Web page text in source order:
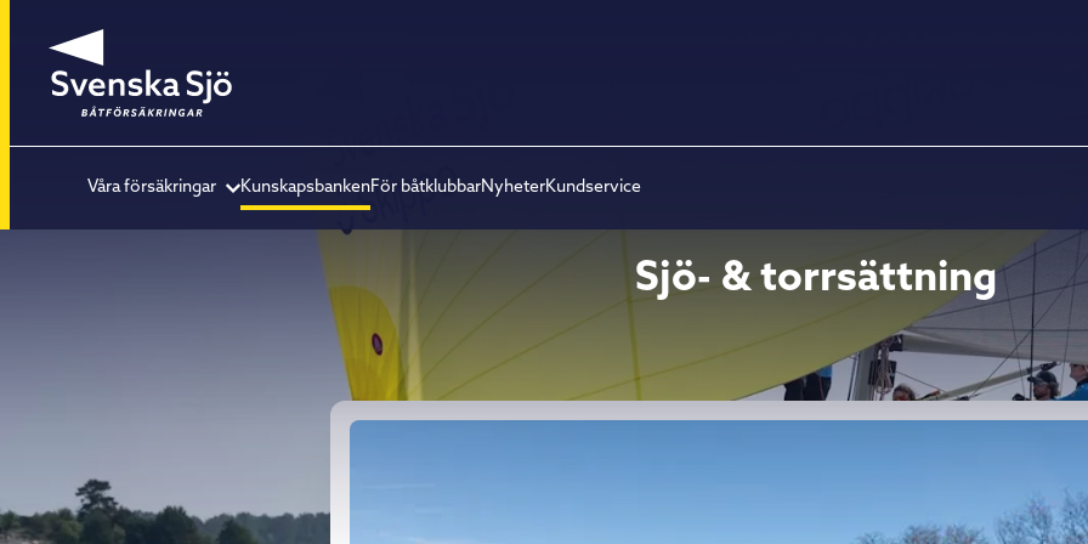
Våra försäkringar KunskapsbankenFör båtklubbarNyheterKundservice
Sjö- & torrsättning